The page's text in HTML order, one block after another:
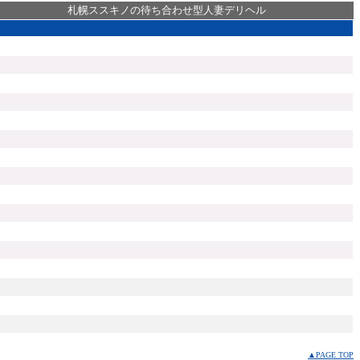
札幌ススキノの待ち合わせ型人妻デリヘル
▲PAGE TOP